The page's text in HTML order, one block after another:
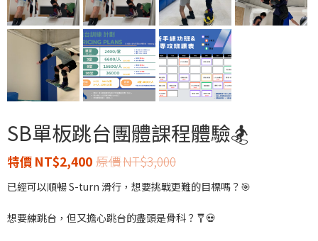
SB單板跳台團體課程體驗🏂
NT$3,000
NT$2,400
已經可以順暢 S-turn 滑行，想要挑戰更難的目標嗎？🎯
想要練跳台，但又擔心跳台的盡頭是骨科？🩼💀